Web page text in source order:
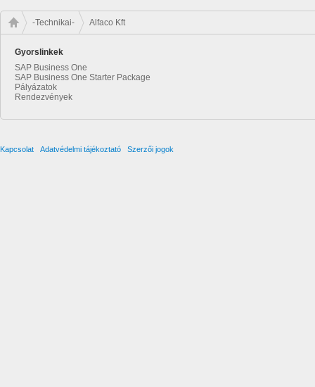
-Technikai- Alfaco Kft
Gyorslinkek
SAP Business One
SAP Business One Starter Package
Pályázatok
Rendezvények
Kapcsolat Adatvédelmi tájékoztató Szerzői jogok